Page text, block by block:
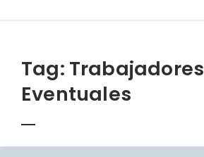
Tag: Trabajadores
Eventuales